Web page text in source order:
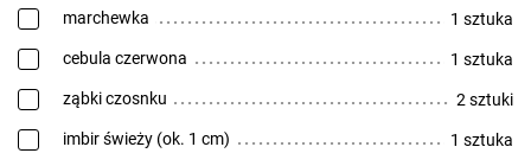
marchewka 1 sztuka
cebula czerwona 1 sztuka
ząbki czosnku 2 sztuki
imbir świeży (ok. 1 cm) 1 sztuka